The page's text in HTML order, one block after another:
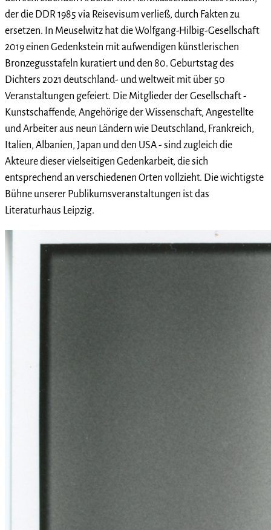
der die DDR 1985 via Reisevisum verließ, durch Fakten zu
ersetzen. In Meuselwitz hat die Wolfgang-Hilbig-Gesellschaft
2019 einen Gedenkstein mit aufwendigen künstlerischen
Bronzegusstafeln kuratiert und den 80. Geburtstag des
Dichters 2021 deutschland- und weltweit mit über 50
Veranstaltungen gefeiert. Die Mitglieder der Gesellschaft -
Kunstschaffende, Angehörige der Wissenschaft, Angestellte
und Arbeiter aus neun Ländern wie Deutschland, Frankreich,
Italien, Albanien, Japan und den USA - sind zugleich die
Akteure dieser vielseitigen Gedenkarbeit, die sich
entsprechend an verschiedenen Orten vollzieht. Die wichtigste
Bühne unserer Publikumsveranstaltungen ist das
Literaturhaus Leipzig.